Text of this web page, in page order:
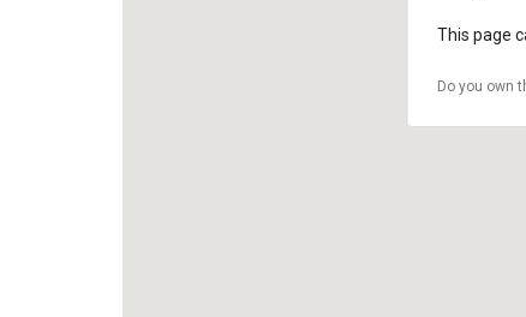
This page
Do you own